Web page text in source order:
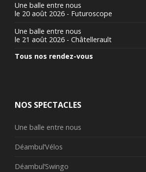
Une balle entre nous
le 20 août 2026 - Futuroscope
Une balle entre nous
le 21 août 2026 - Châtellerault
Tous nos rendez-vous
NOS SPECTACLES
Une balle entre nous
Déambul’Vélos
Déambul’Swingo